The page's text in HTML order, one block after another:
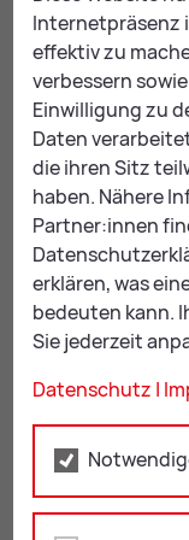
Bezeichnung
Bezeichnung
Schilderung
Anführung
Nächste Schritte:
Nach
das
Die
nehmen und/
erstatten.
Falls
Internetpräsenz
effektiv zu
verbessern
Einwilligung zu
Daten
die ihren Sitz
haben. Nähere
Partner:innen
erklären, was
bedeuten kann.
Sie jederzeit
Datenschutz |